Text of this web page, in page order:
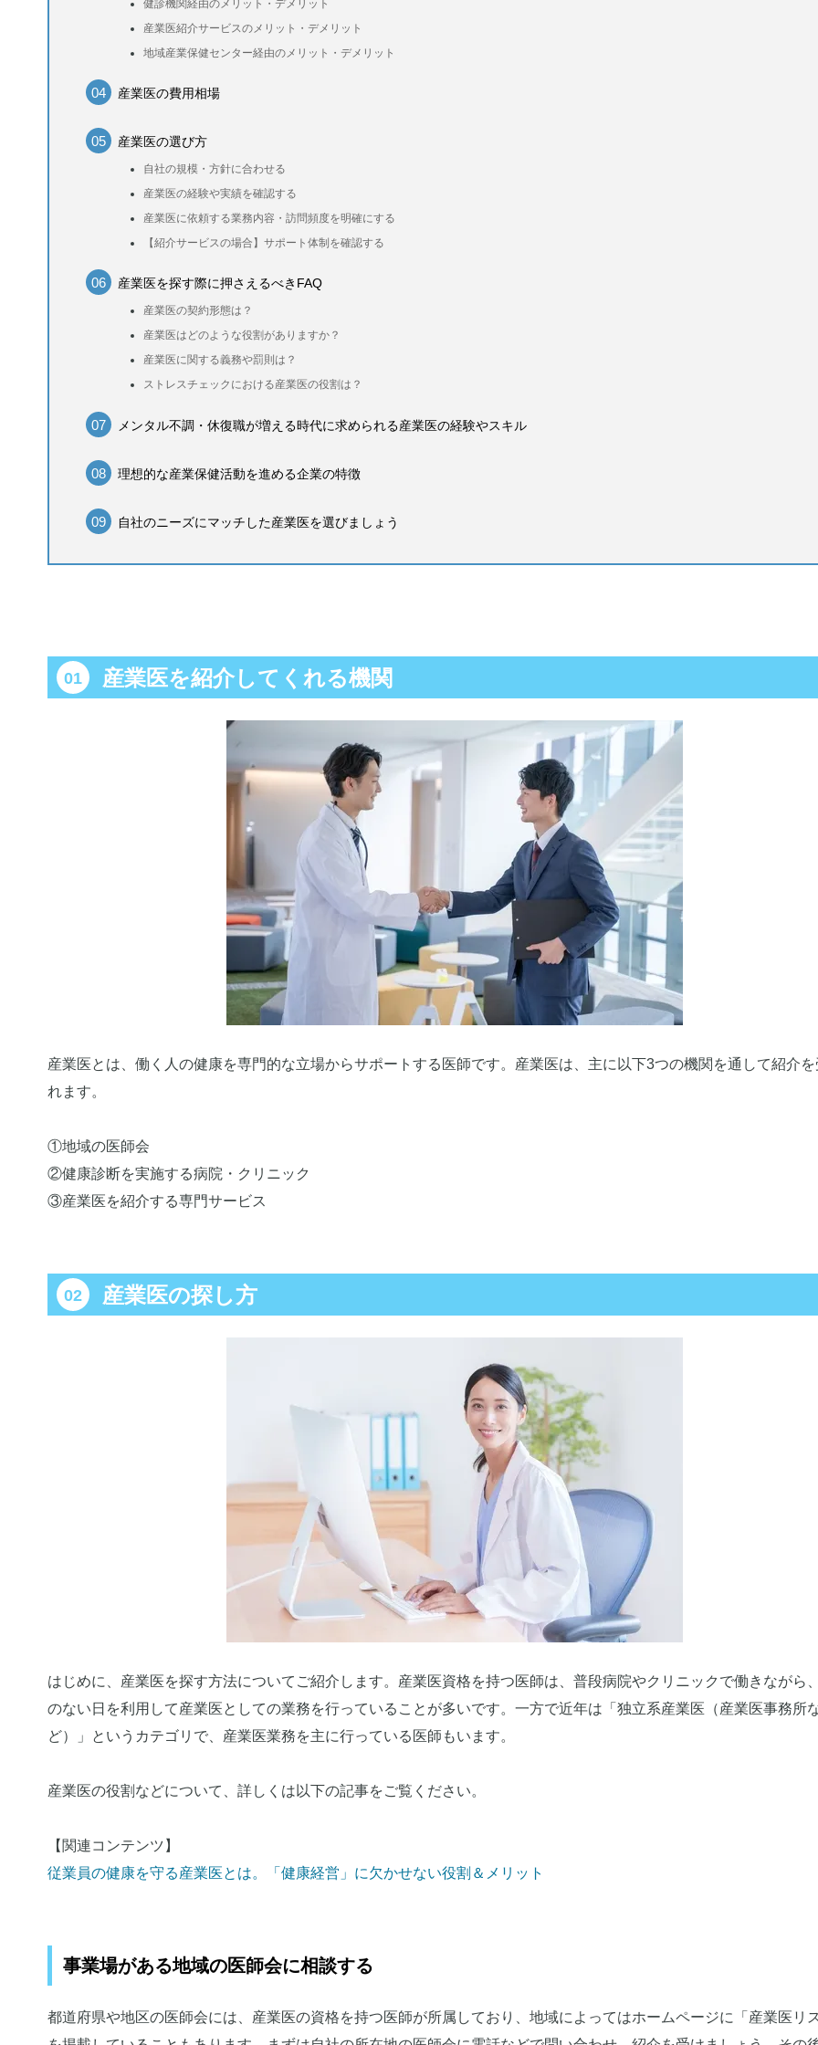
健診機関経由のメリット・デメリット
産業医紹介サービスのメリット・デメリット
地域産業保健センター経由のメリット・デメリット
産業医の費用相場
産業医の選び方
自社の規模・方針に合わせる
産業医の経験や実績を確認する
産業医に依頼する業務内容・訪問頻度を明確にする
【紹介サービスの場合】サポート体制を確認する
産業医を探す際に押さえるべきFAQ
産業医の契約形態は？
産業医はどのような役割がありますか？
産業医に関する義務や罰則は？
ストレスチェックにおける産業医の役割は？
メンタル不調・休復職が増える時代に求められる産業医の経験やスキル
理想的な産業保健活動を進める企業の特徴
自社のニーズにマッチした産業医を選びましょう
産業医を紹介してくれる機関
産業医とは、働く人の健康を専門的な立場からサポートする医師です。産業医は、主に以下3つの機関を通して紹介
れます。
①地域の医師会
②健康診断を実施する病院・クリニック
③産業医を紹介する専門サービス
産業医の探し方
はじめに、産業医を探す方法についてご紹介します。産業医資格を持つ医師は、普段病院やクリニックで働きながら
のない日を利用して産業医としての業務を行っていることが多いです。一方で近年は「独立系産業医（産業医事務所
ど）」というカテゴリで、産業医業務を主に行っている医師もいます。
産業医の役割などについて、詳しくは以下の記事をご覧ください。
【関連コンテンツ】
従業員の健康を守る産業医とは。「健康経営」に欠かせない役割＆メリット
事業場がある地域の医師会に相談する
都道府県や地区の医師会には、産業医の資格を持つ医師が所属しており、地域によってはホームページに「産業医リ